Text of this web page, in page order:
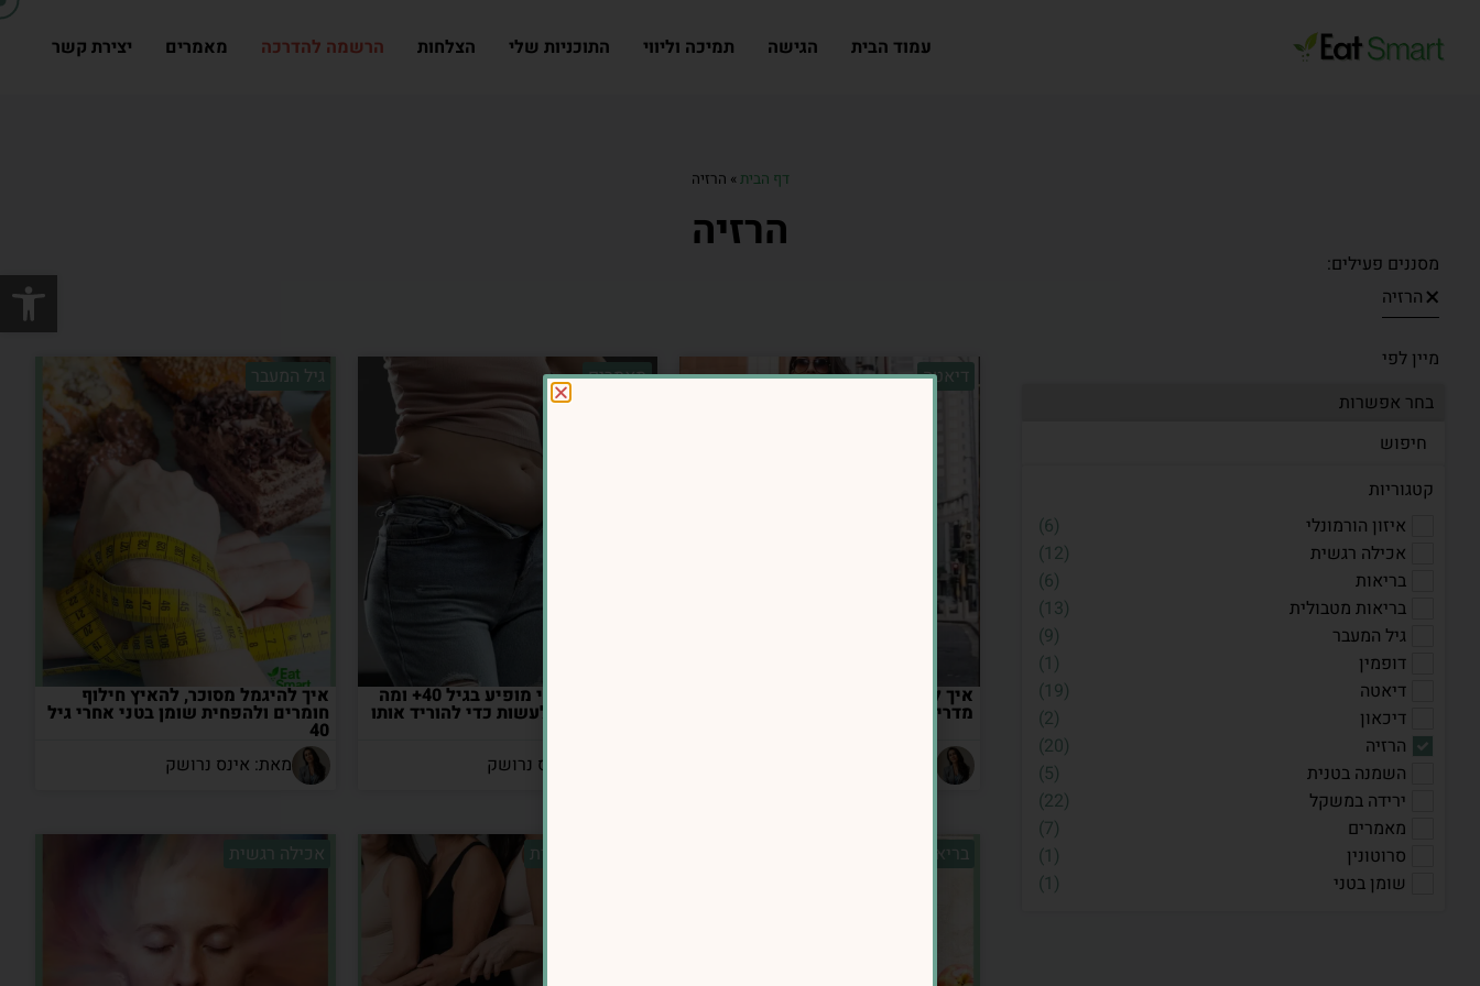
פתח
עמוד הבית הגישה תמיכה וליווי התוכניות שלי הצלחות הרשמה להדרכה מאמרים יצירת קשר
דף הבית » הרזיה
הרזיה
מסננים פעילים:
הרזיה ×
מיין לפי
קטגוריות
איזון הורמונלי
(
6
)
אכילה רגשית
(
12
)
בריאות
(
6
)
בריאות מטבולית
(
13
)
גיל המעבר
(
9
)
דופמין
(
1
)
דיאטה
(
19
)
דיכאון
(
2
)
הרזיה
(
20
)
השמנה בטנית
(
5
)
ירידה במשקל
(
22
)
מאמרים
(
7
)
סרוטונין
(
1
)
שומן בטני
(
1
)
דיאטה
איך לרדת במשקל כשאין זמן לכלום –
מדריך לנשים עסוקות בגיל 40+
מאמרים
למה שומן בטני מופיע בגיל 40+ ומה
באמת אפשר לעשות כדי להוריד אותו
מאת: אינס נרושק
גיל המעבר
איך להיגמל מסוכר, להאיץ חילוף
חומרים ולהפחית שומן בטני אחרי גיל
40
מאת: אינס נרושק
בריאות מטבולית בריאות מטבולית אכילה רגשית